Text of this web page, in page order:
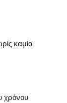
καμία
χρόνου